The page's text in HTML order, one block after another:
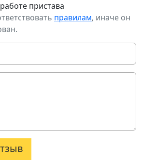
пристава
правилам, иначе он